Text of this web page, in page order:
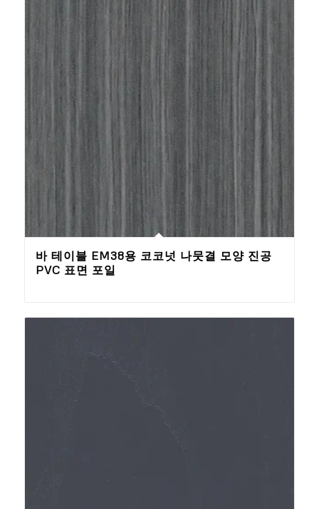
바 테이블 EM38용 코코넛 나뭇결 모양 진공
PVC 표면 포일